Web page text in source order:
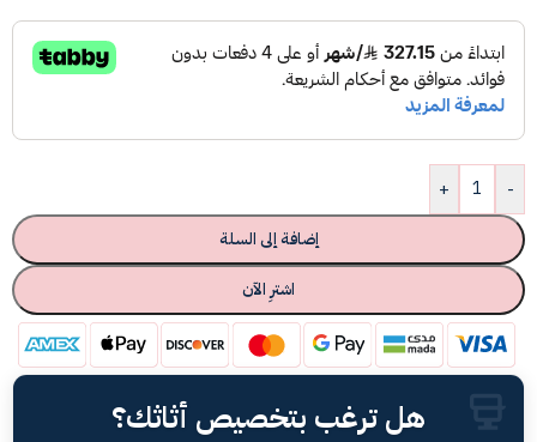
-
+
إضافة إلى السلة
اشترِ الآن
هل ترغب بتخصيص أثاثك؟